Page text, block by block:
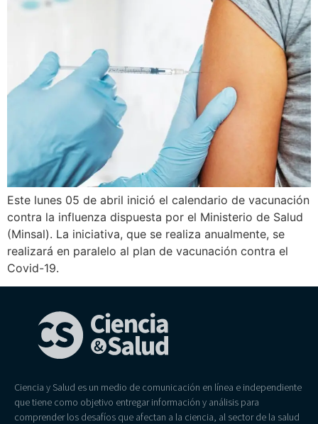
Este lunes 05 de abril inició el calendario de vacunación
contra la influenza dispuesta por el Ministerio de Salud
(Minsal). La iniciativa, que se realiza anualmente, se
realizará en paralelo al plan de vacunación contra el
Covid-19.
Ciencia y Salud es un medio de comunicación en línea e independiente
que tiene como objetivo entregar información y análisis para
comprender los desafíos que afectan a la ciencia, al sector de la salud